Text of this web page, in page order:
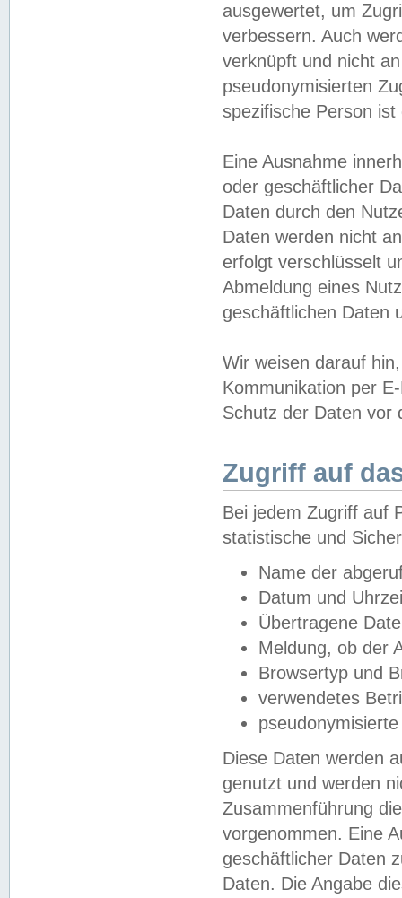
ausgewertet, um
verbessern. Auch
verknüpft und nicht
pseudonymisierten
spezifische Person
Eine Ausnahme
oder geschäftlicher
Daten durch den
Daten werden nicht
erfolgt verschlüsselt
Abmeldung eines
geschäftlichen Daten
Wir weisen darauf
Kommunikation per
Schutz der Daten vor
Zugriff auf
Bei jedem Zugriff auf
statistische und
Name der
Datum und
Übertragene
Meldung, ob der
Browsertyp und
verwendetes
Diese Daten werden
genutzt und werden
Zusammenführung
vorgenommen. Eine
geschäftlicher Daten
Daten. Die Angabe